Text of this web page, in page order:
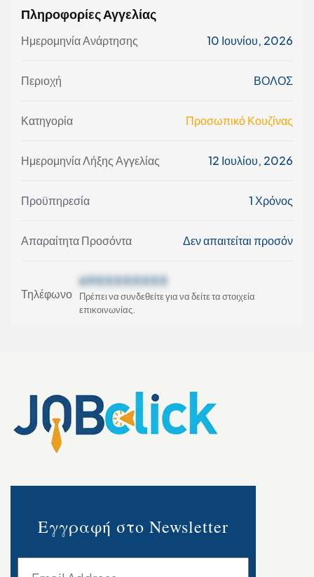
Πληροφορίες Αγγελίας
Ημερομηνία Ανάρτησης 10 Ιουνίου, 2026
Περιοχή ΒΟΛΟΣ
Κατηγορία Προσωπικό Κουζίνας
Ημερομηνία Λήξης Αγγελίας 12 Ιουλίου, 2026
Προϋπηρεσία 1 Χρόνος
Απαραίτητα Προσόντα Δεν απαιτείται προσόν
Τηλέφωνο
69XXXXXXXX
Πρέπει να συνδεθείτε για να δείτε τα στοιχεία
επικοινωνίας.
Εγγραφή στο Newsletter